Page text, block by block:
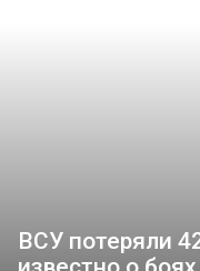
ВСУ потеряли